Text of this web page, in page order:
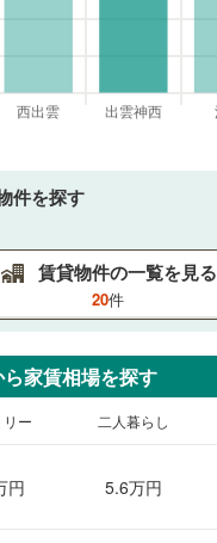
件を探す
賃貸物件の一覧を見る
20件
家賃相場を探す
ー 二人暮らし
円 5.6万円